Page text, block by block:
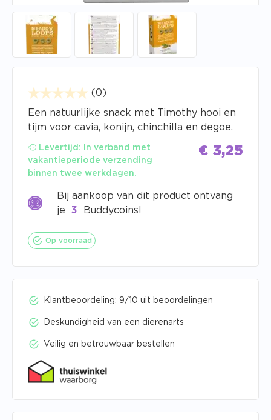
(0)
Een natuurlijke snack met Timothy hooi en
tijm voor cavia, konijn, chinchilla en degoe.
€ 3,25
Levertijd:
In verband met
vakantieperiode verzending
binnen twee werkdagen.
Bij aankoop van dit product ontvang
je
3 Buddycoins!
Op voorraad
Klantbeoordeling: 9/10 uit beoordelingen
Deskundigheid van een dierenarts
Veilig en betrouwbaar bestellen